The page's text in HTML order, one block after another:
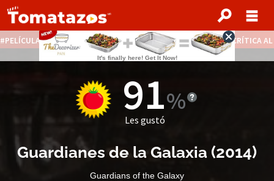
PELÍCULAS STREAMING GRATIS NOTICIAS DESTACADAS CRÍTICA
91
Les gustó
Guardianes de la Galaxia (2014)
Guardians of the Galaxy